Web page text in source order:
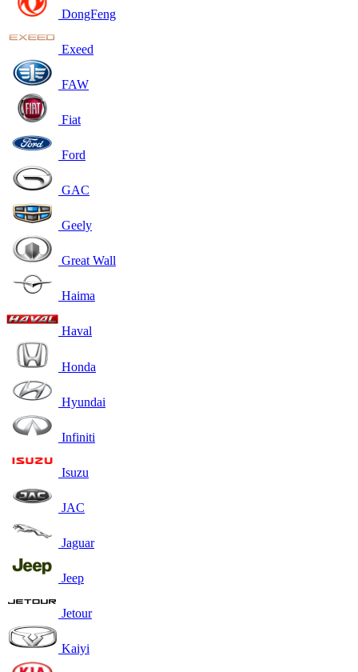
DongFeng
Exeed
FAW
Fiat
Ford
GAC
Geely
Great Wall
Haima
Haval
Honda
Hyundai
Infiniti
Isuzu
JAC
Jaguar
Jeep
Jetour
Kaiyi